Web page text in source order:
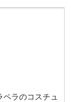
ペラのコスチュ